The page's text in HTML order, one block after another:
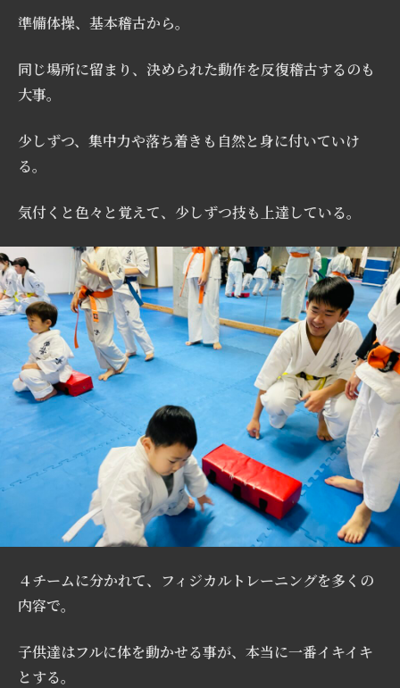
準備体操、基本稽古から。
同じ場所に留まり、決められた動作を反復稽古するのも
大事。
少しずつ、集中力や落ち着きも自然と身に付いていけ
る。
気付くと色々と覚えて、少しずつ技も上達している。
４チームに分かれて、フィジカルトレーニングを多くの
内容で。
子供達はフルに体を動かせる事が、本当に一番イキイキ
とする。